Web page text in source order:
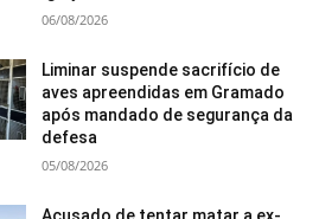
06/08/2026
Liminar suspende sacrifício de
aves apreendidas em Gramado
após mandado de segurança da
defesa
05/08/2026
Acusado de tentar matar a ex-